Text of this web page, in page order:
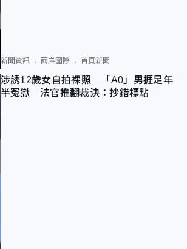
新聞資訊 兩岸國際 首頁新聞
涉誘12歲女自拍祼照 「A0」男捱足年
半冤獄 法官推翻裁決：抄錯標點